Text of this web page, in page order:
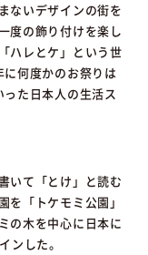
ないデザインの街を
度の飾り付けを楽し
ハレとケ」という世
何度かのお祭りは
た日本人の生活ス
いて「とけ」と読む
「トケモミ公園」
の木を中心に日本に
ンした。